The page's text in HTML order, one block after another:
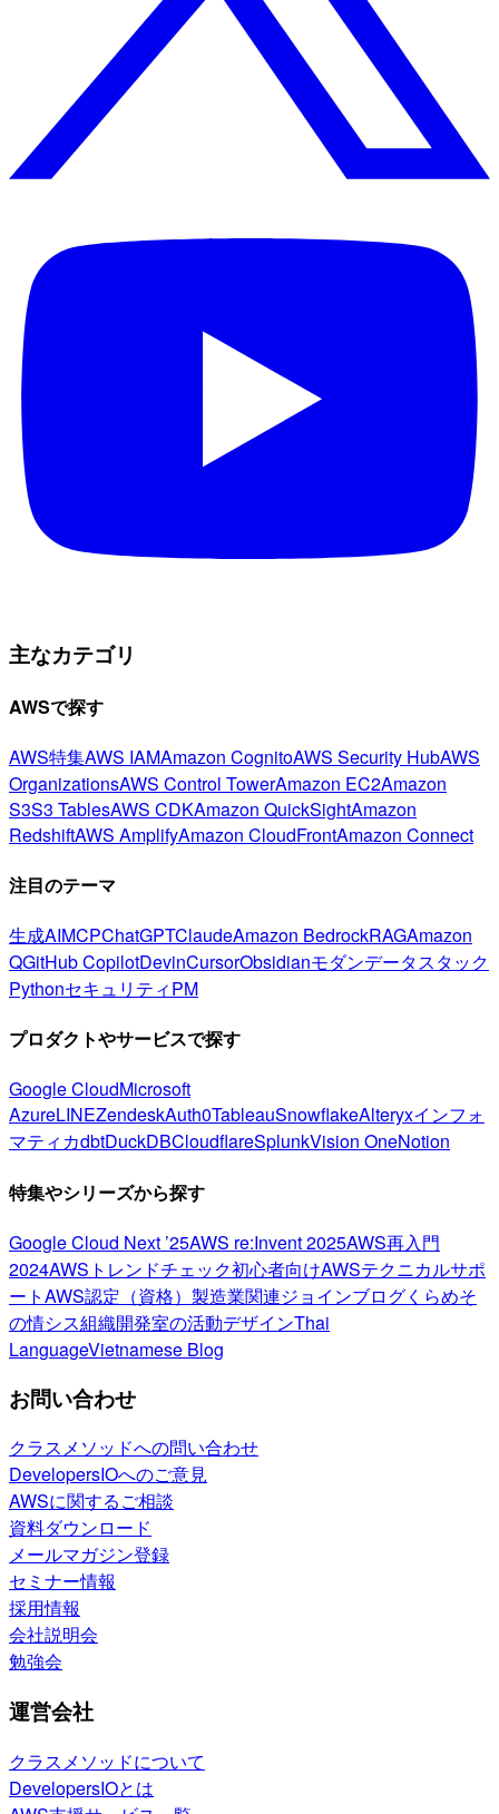
主なカテゴリ
AWSで探す
AWS特集AWS IAMAmazon CognitoAWS Security HubAWS
OrganizationsAWS Control TowerAmazon EC2Amazon
S3S3 TablesAWS CDKAmazon QuickSightAmazon
RedshiftAWS AmplifyAmazon CloudFrontAmazon Connect
注目のテーマ
生成AIMCPChatGPTClaudeAmazon BedrockRAGAmazon
QGitHub CopilotDevinCursorObsidianモダンデータスタック
PythonセキュリティPM
プロダクトやサービスで探す
Google CloudMicrosoft
AzureLINEZendeskAuth0TableauSnowflakeAlteryxインフォ
マティカdbtDuckDBCloudflareSplunkVision OneNotion
特集やシリーズから探す
Google Cloud Next ’25AWS re:Invent 2025AWS再入門
2024AWSトレンドチェック初心者向けAWSテクニカルサポ
ートAWS認定（資格） 製造業関連ジョインブログくらめそ
の情シス組織開発室の活動デザインThai
LanguageVietnamese Blog
お問い合わせ
クラスメソッドへの問い合わせ
DevelopersIOへのご意見
AWSに関するご相談
資料ダウンロード
メールマガジン登録
セミナー情報
採用情報
会社説明会
勉強会
運営会社
クラスメソッドについて
DevelopersIOとは